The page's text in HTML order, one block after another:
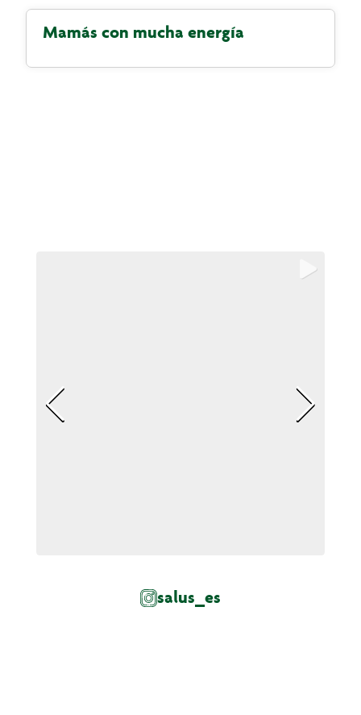
Mamás con mucha energía
salus_es